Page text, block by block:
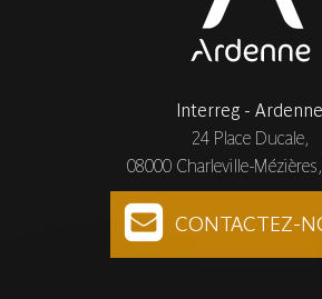
Interreg - Ardenne
24 Place Ducale,
08000 Charleville-
CONTACTEZ-